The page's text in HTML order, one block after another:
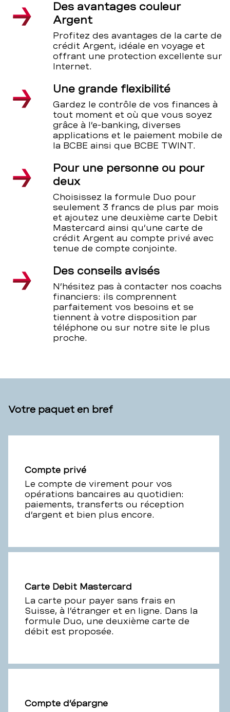
Des avantages couleur
Argent
Profitez des avantages de la carte de
crédit Argent, idéale en voyage et
offrant une protection excellente sur
Internet.
Une grande flexibilité
Gardez le contrôle de vos finances à
tout moment et où que vous soyez
grâce à l’e-banking, diverses
applications et le paiement mobile de
la BCBE ainsi que BCBE TWINT.
Pour une personne ou pour
deux
Choisissez la formule Duo pour
seulement 3 francs de plus par mois
et ajoutez une deuxième carte Debit
Mastercard ainsi qu’une carte de
crédit Argent au compte privé avec
tenue de compte conjointe.
Des conseils avisés
N’hésitez pas à contacter nos coachs
financiers: ils comprennent
parfaitement vos besoins et se
tiennent à votre disposition par
téléphone ou sur notre site le plus
proche.
Votre paquet en bref
Compte privé
Le compte de virement pour vos
opérations bancaires au quotidien:
paiements, transferts ou réception
d’argent et bien plus encore.
Carte Debit Mastercard
La carte pour payer sans frais en
Suisse, à l’étranger et en ligne. Dans la
formule Duo, une deuxième carte de
débit est proposée.
Compte d’épargne